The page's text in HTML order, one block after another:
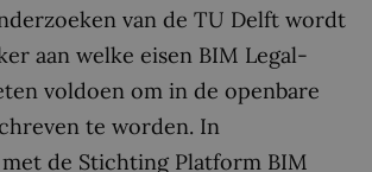
van de TU Delft wordt
aan welke eisen BIM Legal-
voldoen om in de openbare
te worden. In
de Stichting Platform BIM